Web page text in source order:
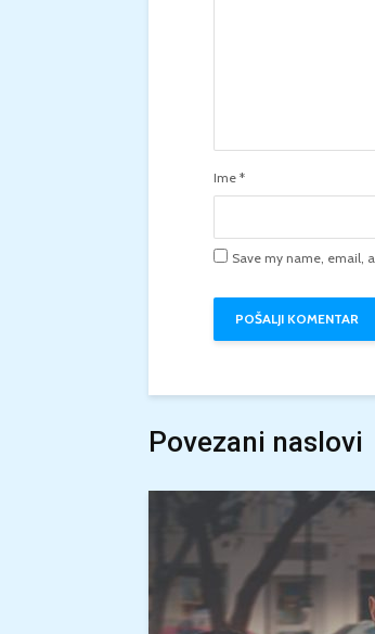
Ime *
Save my name, email,
Povezani naslovi